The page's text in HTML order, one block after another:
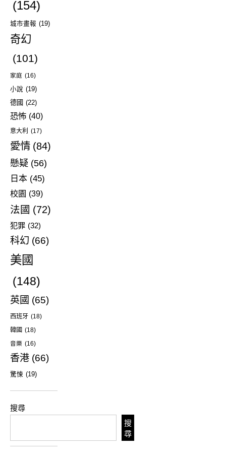
(154)
城市畫報 (19)
奇幻
(101)
家庭 (16)
小說 (19)
德國 (22)
恐怖 (40)
意大利 (17)
愛情 (84)
懸疑 (56)
日本 (45)
校園 (39)
法國 (72)
犯罪 (32)
科幻 (66)
美國
(148)
英國 (65)
西班牙 (18)
韓國 (18)
音樂 (16)
香港 (66)
驚悚 (19)
搜尋
搜
尋